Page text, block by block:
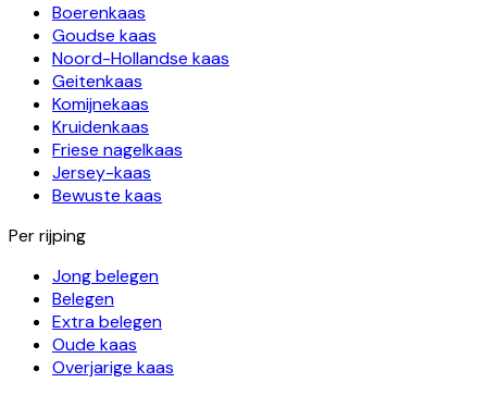
Boerenkaas
Goudse kaas
Noord-Hollandse kaas
Geitenkaas
Komijnekaas
Kruidenkaas
Friese nagelkaas
Jersey-kaas
Bewuste kaas
Per rijping
Jong belegen
Belegen
Extra belegen
Oude kaas
Overjarige kaas